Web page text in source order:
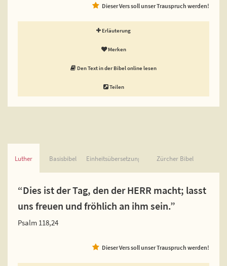
Dieser Vers soll unser Trauspruch werden!
Erläuterung
Merken
Den Text in der Bibel online lesen
Teilen
Luther Basisbibel Einheitsübersetzung Zürcher Bibel
“Dies ist der Tag, den der HERR macht; lasst
uns freuen und fröhlich an ihm sein.”
Psalm 118,24
Dieser Vers soll unser Trauspruch werden!